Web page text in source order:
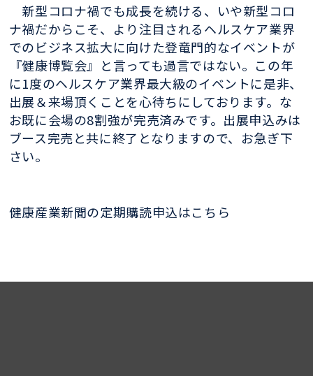
新型コロナ禍でも成長を続ける、いや新型コロ
ナ禍だからこそ、より注目されるヘルスケア業界
でのビジネス拡大に向けた登竜門的なイベントが
『健康博覧会』と言っても過言ではない。この年
に1度のヘルスケア業界最大級のイベントに是非、
出展＆来場頂くことを心待ちにしております。な
お既に会場の8割強が完売済みです。出展申込みは
ブース完売と共に終了となりますので、お急ぎ下
さい。
健康産業新聞の定期購読申込はこちら